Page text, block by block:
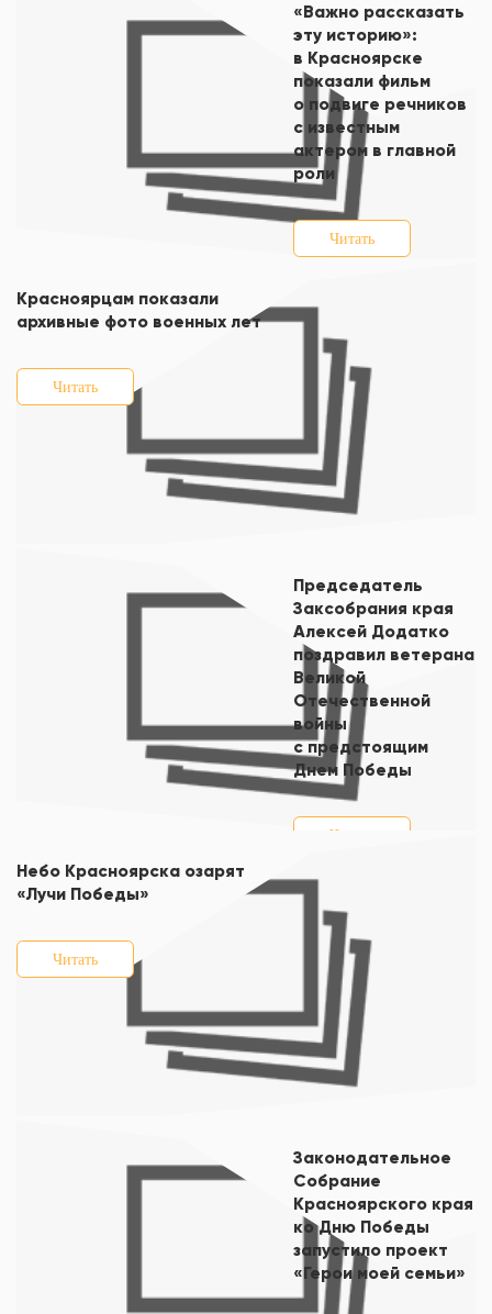
«Важно рассказать
эту историю»:
в Красноярске
показали фильм
о подвиге речников
с известным
актером в главной
роли
Читать
Красноярцам показали
архивные фото военных лет
Читать
Председатель
Заксобрания края
Алексей Додатко
поздравил ветерана
Великой
Отечественной
войны
с предстоящим
Днем Победы
Читать
Небо Красноярска озарят
«Лучи Победы»
Читать
Законодательное
Собрание
Красноярского края
ко Дню Победы
запустило проект
«Герои моей семьи»